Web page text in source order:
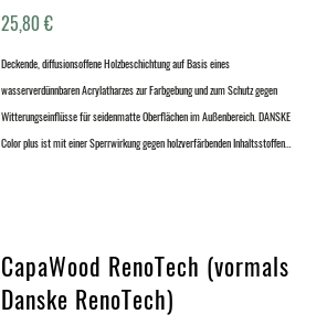
25,80€
Deckende, diffusionsoffene Holzbeschichtung auf Basis eines
wasserverdünnbaren Acrylatharzes zur Farbgebung und zum Schutz gegen
Witterungseinflüsse für seidenmatte Oberflächen im Außenbereich. DANSKE
Color plus ist mit einer Sperrwirkung gegen holzverfärbenden Inhaltsstoffen…
CapaWood RenoTech (vormals
Danske RenoTech)